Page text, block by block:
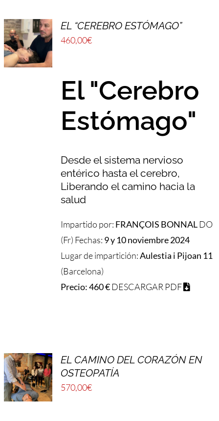
EL “CEREBRO ESTÓMAGO”
460,00€
El "Cerebro
Estómago"
Desde el sistema nervioso
entérico hasta el cerebro,
Liberando el camino hacia la
salud
Impartido por: FRANÇOIS BONNALDO
(Fr) Fechas: 9 y 10 noviembre 2024
Lugar de impartición:Aulestia i Pijoan 11
(Barcelona)
Precio: 460 €DESCARGAR PDF
EL CAMINO DEL CORAZÓN EN
OSTEOPATÍA
570,00€